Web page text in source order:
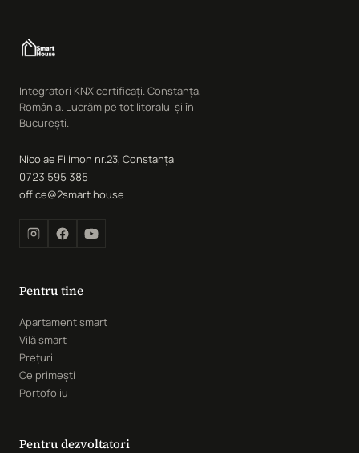
Integratori KNX certificați. Constanța,
România. Lucrăm pe tot litoralul și în
București.
Nicolae Filimon nr.23, Constanța
0723 595 385
office@2smart.house
Pentru tine
Apartament smart
Vilă smart
Prețuri
Ce primești
Portofoliu
Pentru dezvoltatori